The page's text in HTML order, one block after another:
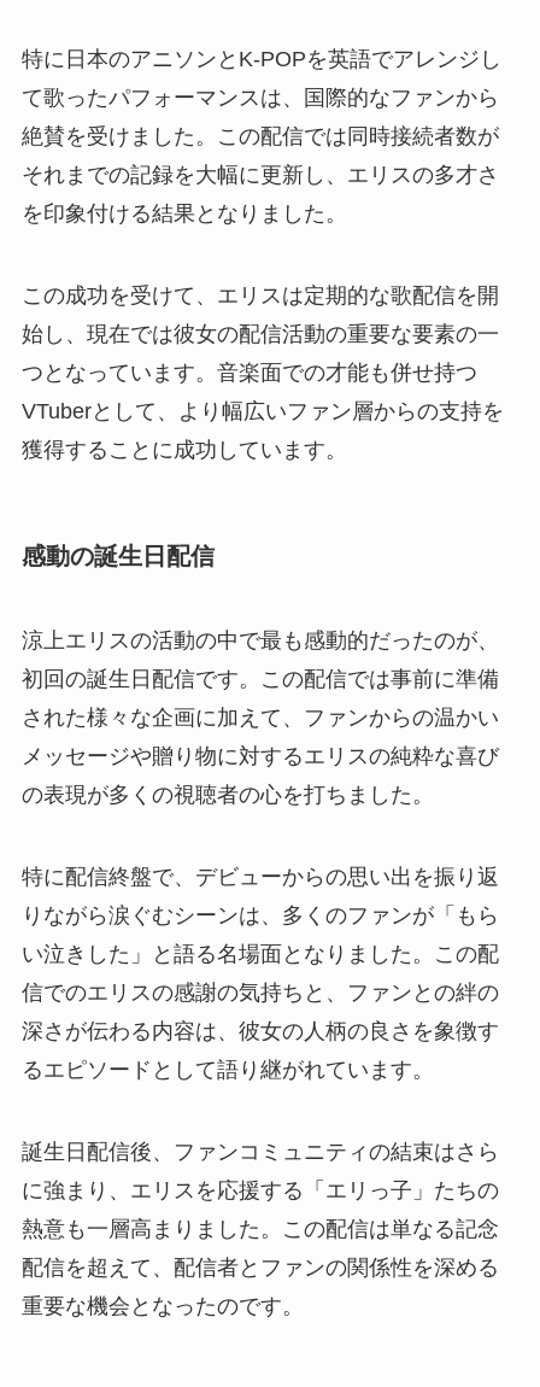
特に日本のアニソンとK-POPを英語でアレンジし
て歌ったパフォーマンスは、国際的なファンから
絶賛を受けました。この配信では同時接続者数が
それまでの記録を大幅に更新し、エリスの多才さ
を印象付ける結果となりました。
この成功を受けて、エリスは定期的な歌配信を開
始し、現在では彼女の配信活動の重要な要素の一
つとなっています。音楽面での才能も併せ持つ
VTuberとして、より幅広いファン層からの支持を
獲得することに成功しています。
感動の誕生日配信
涼上エリスの活動の中で最も感動的だったのが、
初回の誕生日配信です。この配信では事前に準備
された様々な企画に加えて、ファンからの温かい
メッセージや贈り物に対するエリスの純粋な喜び
の表現が多くの視聴者の心を打ちました。
特に配信終盤で、デビューからの思い出を振り返
りながら涙ぐむシーンは、多くのファンが「もら
い泣きした」と語る名場面となりました。この配
信でのエリスの感謝の気持ちと、ファンとの絆の
深さが伝わる内容は、彼女の人柄の良さを象徴す
るエピソードとして語り継がれています。
誕生日配信後、ファンコミュニティの結束はさら
に強まり、エリスを応援する「エリっ子」たちの
熱意も一層高まりました。この配信は単なる記念
配信を超えて、配信者とファンの関係性を深める
重要な機会となったのです。